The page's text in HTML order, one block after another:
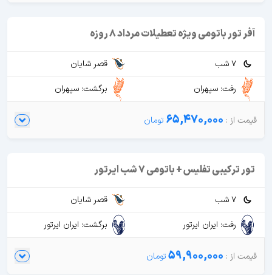
آفر تور باتومی ویژه تعطیلات مرداد 8 روزه
7 شب
قصر شایان
رفت: سپهران
برگشت: سپهران
65,470,000
تور ترکیبی تفلیس + باتومی 7 شب ایرتور
7 شب
قصر شایان
رفت: ایران ایرتور
برگشت: ایران ایرتور
59,900,000